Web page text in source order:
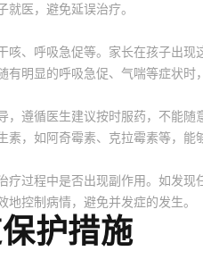
医，避免延误治疗。
、呼吸急促等。家长在孩子出现
明显的呼吸急促、气喘等症状时
，遵循医生建议按时服药，不能随
，如阿奇霉素、克拉霉素等，能
疗过程中是否出现副作用。如发现
控制病情，避免并发症的发生。
护措施